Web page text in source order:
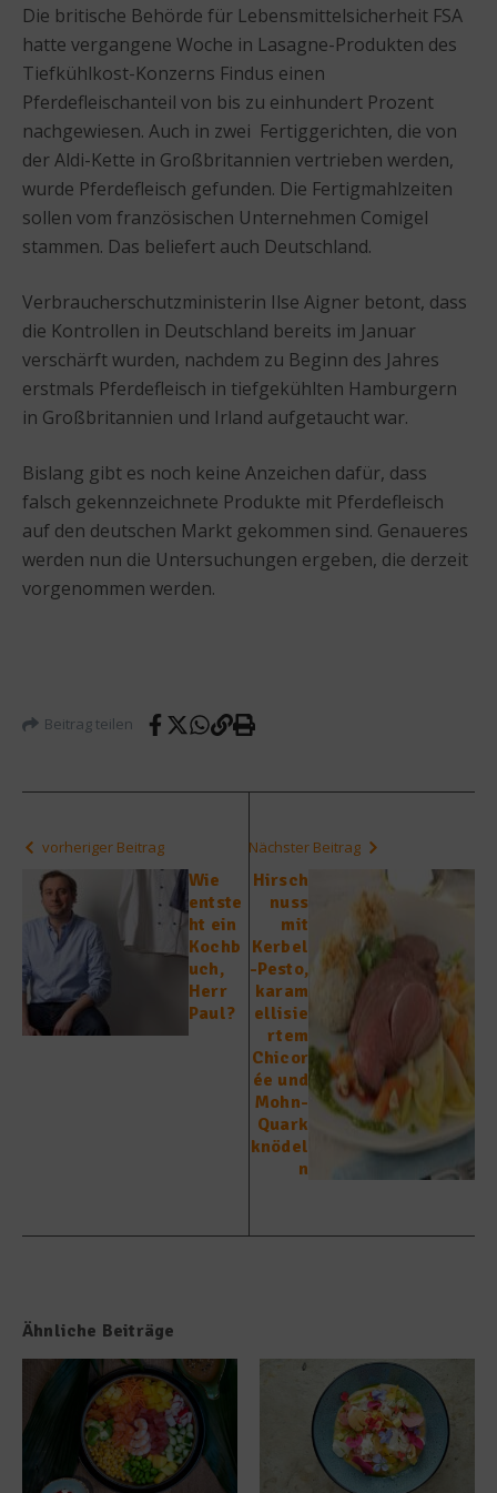
Die britische Behörde für Lebensmittelsicherheit FSA
hatte vergangene Woche in Lasagne-Produkten des
Tiefkühlkost-Konzerns Findus einen
Pferdefleischanteil von bis zu einhundert Prozent
nachgewiesen. Auch in zwei Fertiggerichten, die von
der Aldi-Kette in Großbritannien vertrieben werden,
wurde Pferdefleisch gefunden. Die Fertigmahlzeiten
sollen vom französischen Unternehmen Comigel
stammen. Das beliefert auch Deutschland.
Verbraucherschutzministerin Ilse Aigner betont, dass
die Kontrollen in Deutschland bereits im Januar
verschärft wurden, nachdem zu Beginn des Jahres
erstmals Pferdefleisch in tiefgekühlten Hamburgern
in Großbritannien und Irland aufgetaucht war.
Bislang gibt es noch keine Anzeichen dafür, dass
falsch gekennzeichnete Produkte mit Pferdefleisch
auf den deutschen Markt gekommen sind. Genaueres
werden nun die Untersuchungen ergeben, die derzeit
vorgenommen werden.
Beitrag teilen
vorheriger Beitrag
Wie
entste
ht ein
Kochb
uch,
Herr
Paul?
Nächster Beitrag
Hirsch
nuss
mit
Kerbel
-Pesto,
karam
ellisie
rtem
Chicor
ée und
Mohn-
Quark
knödel
n
Ähnliche Beiträge